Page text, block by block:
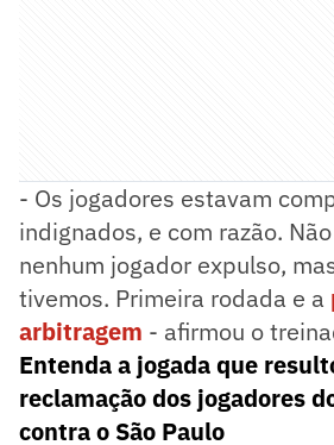
- Os jogadores estavam
indignados, e com razão.
nenhum jogador expulso,
tivemos. Primeira rodada e a
arbitragem - afirmou o
Entenda a jogada que
reclamação dos jogadores
contra o São Paulo